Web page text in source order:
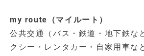
my route（マイルート）
公共交通（バス・鉄道・地下鉄な
クシー・レンタカー・自家用車な